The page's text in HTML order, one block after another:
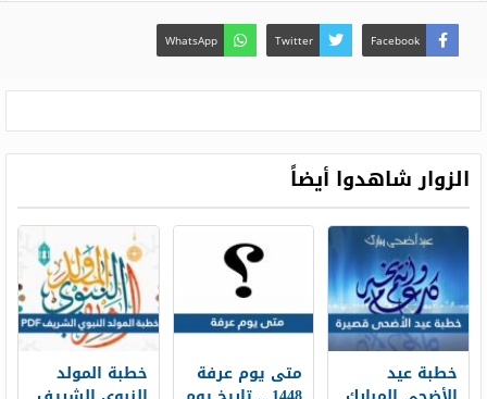
Facebook
Twitter
WhatsApp
الزوار شاهدوا أيضاً
خطبة عيد متى يوم عرفة خطبة المولد